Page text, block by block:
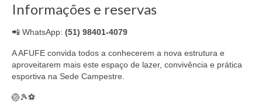
Informações e reservas
📲 WhatsApp: (51) 98401-4079
A AFUFE convida todos a conhecerem a nova estrutura e
aproveitarem mais este espaço de lazer, convivência e prática
esportiva na Sede Campestre.
🏐🎾⚽